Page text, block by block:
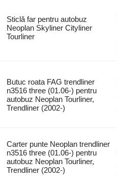
Sticlă far pentru autobuz
Neoplan Skyliner Cityliner
Tourliner
Butuc roata FAG trendliner
n3516 three (01.06-) pentru
autobuz Neoplan Tourliner,
Trendliner (2002-)
Carter punte Neoplan trendliner
n3516 three (01.06-) pentru
autobuz Neoplan Tourliner,
Trendliner (2002-)